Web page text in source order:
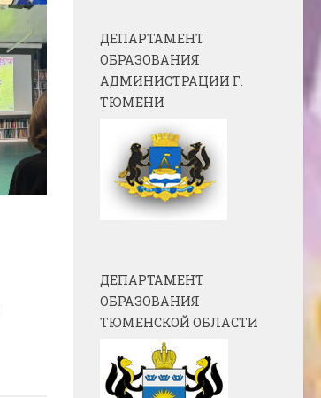
ДЕПАРТАМЕНТ
ОБРАЗОВАНИЯ
АДМИНИСТРАЦИИ Г.
ТЮМЕНИ
ДЕПАРТАМЕНТ
ОБРАЗОВАНИЯ
ТЮМЕНСКОЙ ОБЛАСТИ